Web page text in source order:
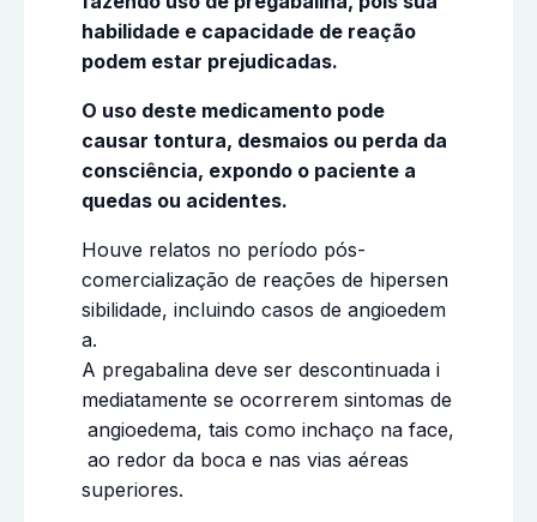
habilidade e capacidade de reação
podem estar prejudicadas.
O uso deste medicamento pode
causar tontura, desmaios ou perda da
consciência, expondo o paciente a
quedas ou acidentes.
Houve relatos no período pós-
comercialização de reações de hipersen
sibilidade, incluindo casos de angioedem
a.
A pregabalina deve ser descontinuada i
mediatamente se ocorrerem sintomas de
angioedema, tais como inchaço na face,
ao redor da boca e nas vias aéreas
superiores.